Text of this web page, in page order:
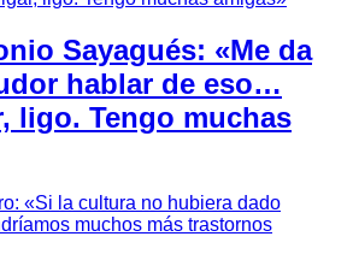
Sayagués: «Me da
hablar de eso…
ligo. Tengo muchas